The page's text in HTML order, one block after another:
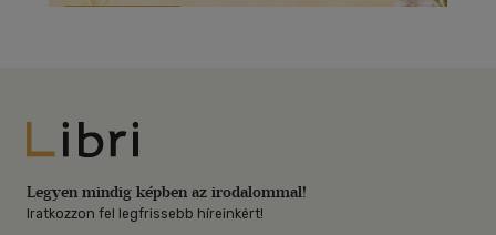
Libri
Legyen mindig képben az irodalommal!
Iratkozzon fel legfrissebb híreinkért!